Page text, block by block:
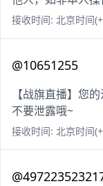
接收时间: 北京时间
@10651255
【战旗直播】您
不要泄露哦~
接收时间: 北京时间